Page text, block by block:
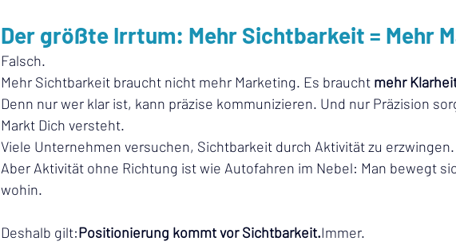
Der größte Irrtum: Mehr Sichtbarkeit = Mehr
Falsch.
Mehr Sichtbarkeit braucht nicht mehr Marketing. Es braucht mehr
Denn nur wer klar ist, kann präzise kommunizieren. Und nur Präzision
Markt Dich versteht.
Viele Unternehmen versuchen, Sichtbarkeit durch Aktivität zu erzwingen.
Aber Aktivität ohne Richtung ist wie Autofahren im Nebel: Man bewegt
wohin.
Deshalb gilt:Positionierung kommt vor Sichtbarkeit.Immer.